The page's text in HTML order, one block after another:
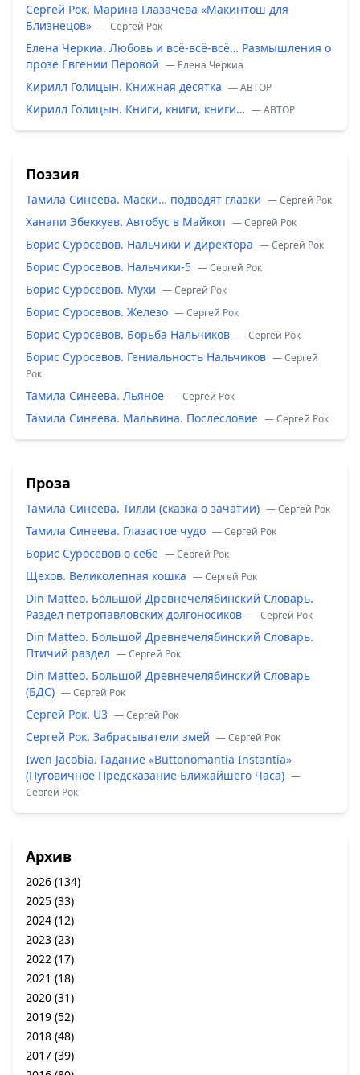
Сергей Рок. Марина Глазачева «Макинтош для
Близнецов» — Сергей Рок
Елена Черкиа. Любовь и всё-всё-всё… Размышления о
прозе Евгении Перовой — Елена Черкиа
Кирилл Голицын. Книжная десятка — ABTOP
Кирилл Голицын. Книги, книги, книги… — ABTOP
Поэзия
Тамила Синеева. Маски… подводят глазки — Сергей Рок
Ханапи Эбеккуев. Автобус в Майкоп — Сергей Рок
Борис Суросевов. Нальчики и директора — Сергей Рок
Борис Суросевов. Нальчики-5 — Сергей Рок
Борис Суросевов. Мухи — Сергей Рок
Борис Суросевов. Железо — Сергей Рок
Борис Суросевов. Борьба Нальчиков — Сергей Рок
Борис Суросевов. Гениальность Нальчиков — Сергей
Рок
Тамила Синеева. Льяное — Сергей Рок
Тамила Синеева. Мальвина. Послесловие — Сергей Рок
Проза
Тамила Синеева. Тилли (сказка о зачатии) — Сергей Рок
Тамила Синеева. Глазастое чудо — Сергей Рок
Борис Суросевов о себе — Сергей Рок
Щехов. Великолепная кошка — Сергей Рок
Din Matteo. Большой Древнечелябинский Словарь.
Раздел петропавловских долгоносиков — Сергей Рок
Din Matteo. Большой Древнечелябинский Словарь.
Птичий раздел — Сергей Рок
Din Matteo. Большой Древнечелябинский Словарь
(БДС) — Сергей Рок
Сергей Рок. U3 — Сергей Рок
Сергей Рок. Забрасыватели змей — Сергей Рок
Iwen Jacobia. Гадание «Buttonomantia Instantia»
(Пуговичное Предсказание Ближайшего Часа) —
Сергей Рок
Архив
2026 (134)
2025 (33)
2024 (12)
2023 (23)
2022 (17)
2021 (18)
2020 (31)
2019 (52)
2018 (48)
2017 (39)